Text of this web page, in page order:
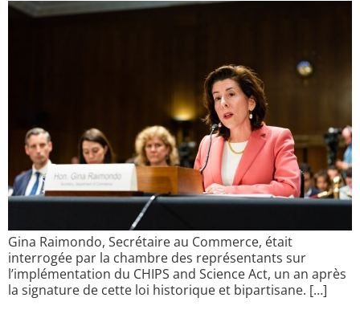
Gina Raimondo, Secrétaire au Commerce, était
interrogée par la chambre des représentants sur
l’implémentation du CHIPS and Science Act, un an après
la signature de cette loi historique et bipartisane. […]